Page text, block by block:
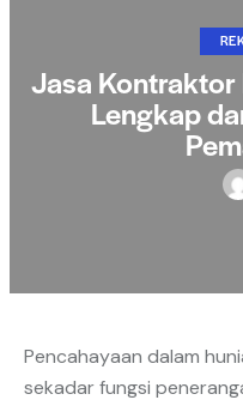
Jasa Kontraktor
Lengkap
Pencahayaan dalam
sekadar fungsi